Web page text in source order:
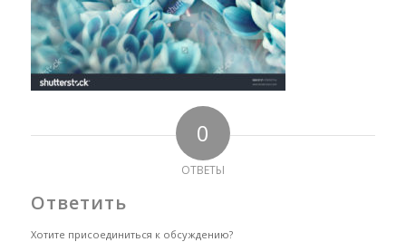
0
ОТВЕТЫ
Ответить
Хотите присоединиться к обсуждению?